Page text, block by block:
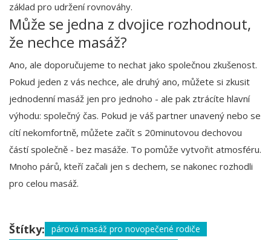
základ pro udržení rovnováhy.
Může se jedna z dvojice rozhodnout,
že nechce masáž?
Ano, ale doporučujeme to nechat jako společnou zkušenost.
Pokud jeden z vás nechce, ale druhý ano, můžete si zkusit
jednodenní masáž jen pro jednoho - ale pak ztrácíte hlavní
výhodu: společný čas. Pokud je váš partner unavený nebo se
cítí nekomfortně, můžete začít s 20minutovou dechovou
částí společně - bez masáže. To pomůže vytvořit atmosféru.
Mnoho párů, kteří začali jen s dechem, se nakonec rozhodli
pro celou masáž.
Štítky:
párová masáž pro novopečené rodiče